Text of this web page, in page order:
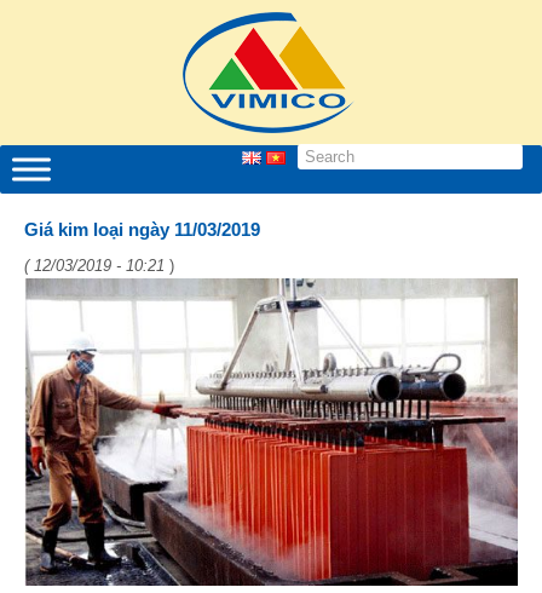
Giá kim loại ngày 11/03/2019
( 12/03/2019 - 10:21 )